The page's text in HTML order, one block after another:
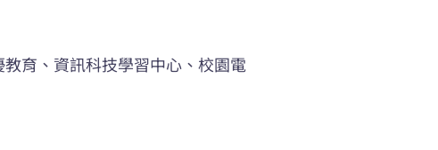
育、資訊科技學習中心、校園電